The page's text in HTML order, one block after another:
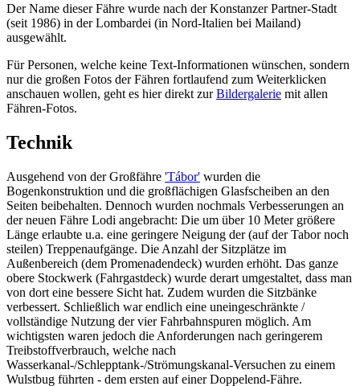
Der Name dieser Fähre wurde nach der Konstanzer Partner-Stadt
(seit 1986) in der Lombardei (in Nord-Italien bei Mailand)
ausgewählt.
Für Personen, welche keine Text-Informationen wünschen, sondern
nur die großen Fotos der Fähren fortlaufend zum Weiterklicken
anschauen wollen, geht es hier direkt zurBildergalerie mit allen
Fähren-Fotos.
Technik
Ausgehend von der Großfähre 'Tábor' wurden die
Bogenkonstruktion und die großflächigen Glasfscheiben an den
Seiten beibehalten. Dennoch wurden nochmals Verbesserungen an
der neuen Fähre Lodi angebracht: Die um über 10 Meter größere
Länge erlaubte u.a. eine geringere Neigung der (auf der Tabor noch
steilen) Treppenaufgänge. Die Anzahl der Sitzplätze im
Außenbereich (dem Promenadendeck) wurden erhöht. Das ganze
obere Stockwerk (Fahrgastdeck) wurde derart umgestaltet, dass man
von dort eine bessere Sicht hat. Zudem wurden die Sitzbänke
verbessert. Schließlich war endlich eine uneingeschränkte /
vollständige Nutzung der vier Fahrbahnspuren möglich. Am
wichtigsten waren jedoch die Anforderungen nach geringerem
Treibstoffverbrauch, welche nach
Wasserkanal-/Schlepptank-/Strömungskanal-Versuchen zu einem
Wulstbug führten - dem ersten auf einer Doppelend-Fähre.